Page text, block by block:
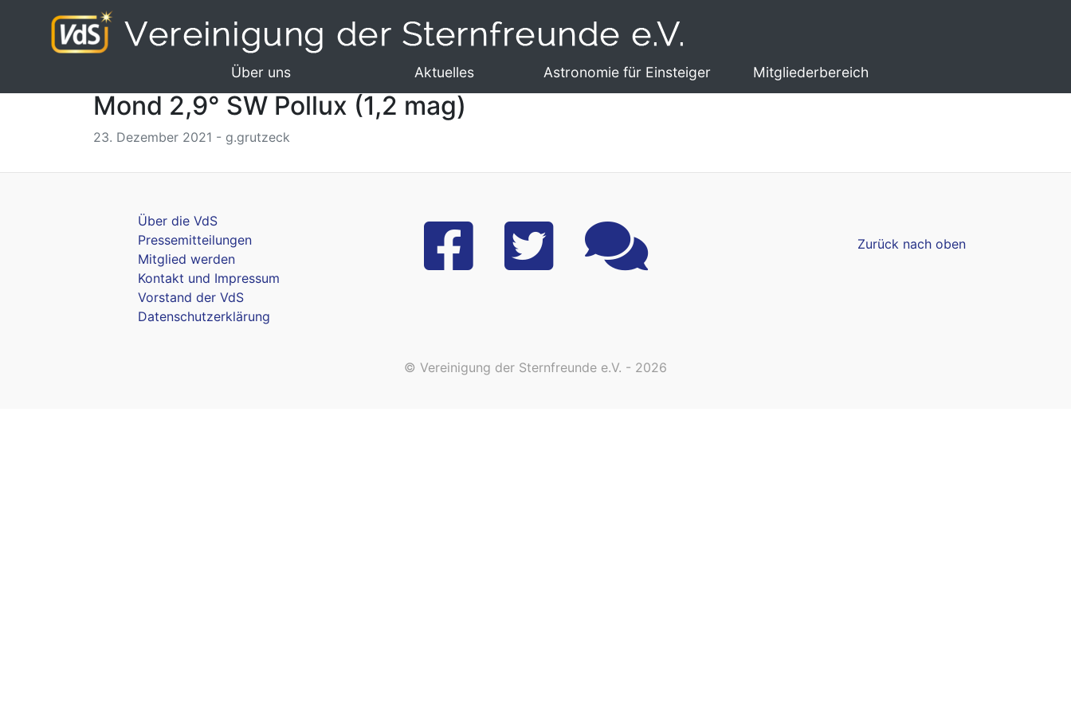
Über uns Aktuelles Astronomie für Einsteiger Mitgliederbereich
Mond 2,9° SW Pollux (1,2 mag)
23. Dezember 2021 - g.grutzeck
Über die VdS
Pressemitteilungen
Mitglied werden
Kontakt und Impressum
Vorstand der VdS
Datenschutzerklärung
Zurück nach oben
© Vereinigung der Sternfreunde e.V. - 2026